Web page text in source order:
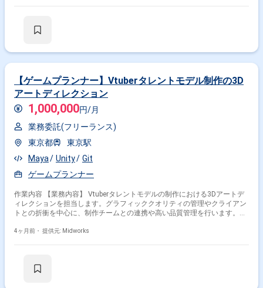
【ゲームプランナー】Vtuberタレントモデル制作の3D
アートディレクション
1,000,000円/月
業務委託(フリーランス)
東京都
東京駅
Maya
Unity
Git
ゲームプランナー
作業内容 【業務内容】 Vtuberタレントモデルの制作における3Dアートデ
ィレクションを担当します。グラフィッククオリティの管理やクライアン
トとの折衝を中心に、制作チームとの連携や高い品質管理を行います。既
・3Dモデルの品質チェックと修正指示 ・クライアントとのデザインに関
4ヶ月前・ 提供元: Midworks